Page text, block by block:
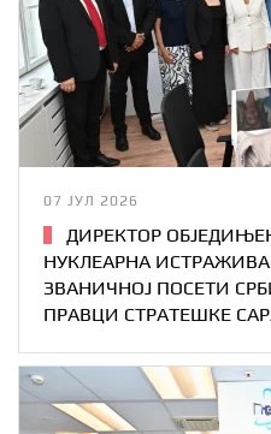
07 ЈУЛ 2026
ДИРЕКТОР
НУКЛЕАРНА
ЗВАНИЧНОЈ ПОСЕТИ
ПРАВЦИ СТРАТЕШКЕ